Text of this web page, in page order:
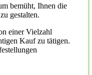
bemüht, Ihnen die
gestalten.
einer Vielzahl
Kauf zu tätigen.